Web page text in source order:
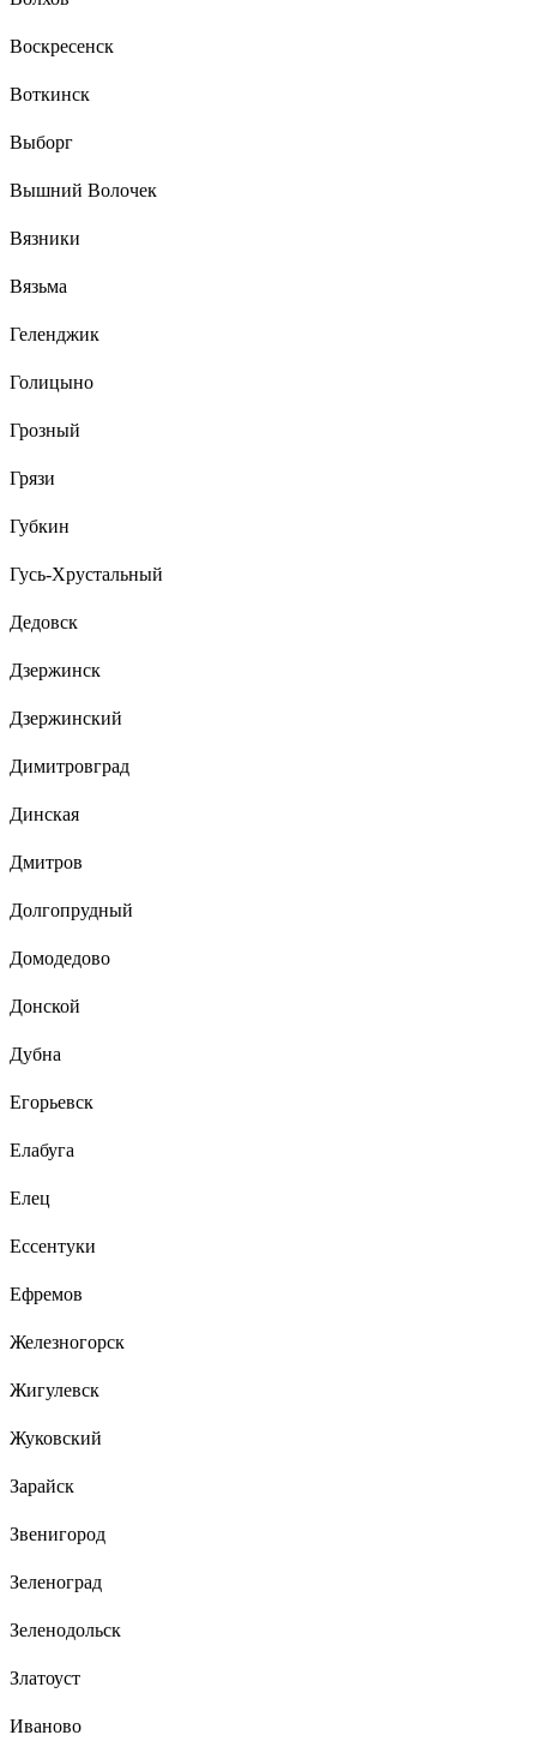
Воскресенск
Воткинск
Выборг
Вышний Волочек
Вязники
Вязьма
Геленджик
Голицыно
Грозный
Грязи
Губкин
Гусь-Хрустальный
Дедовск
Дзержинск
Дзержинский
Димитровград
Динская
Дмитров
Долгопрудный
Домодедово
Донской
Дубна
Егорьевск
Елабуга
Елец
Ессентуки
Ефремов
Железногорск
Жигулевск
Жуковский
Зарайск
Звенигород
Зеленоград
Зеленодольск
Златоуст
Иваново